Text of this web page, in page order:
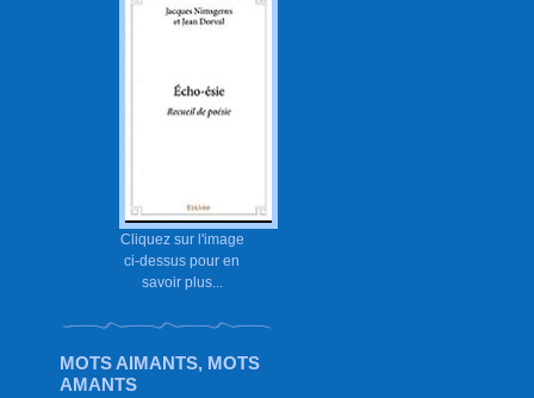
Cliquez sur l'image
ci-dessus pour en
savoir plus...
MOTS AIMANTS, MOTS
AMANTS